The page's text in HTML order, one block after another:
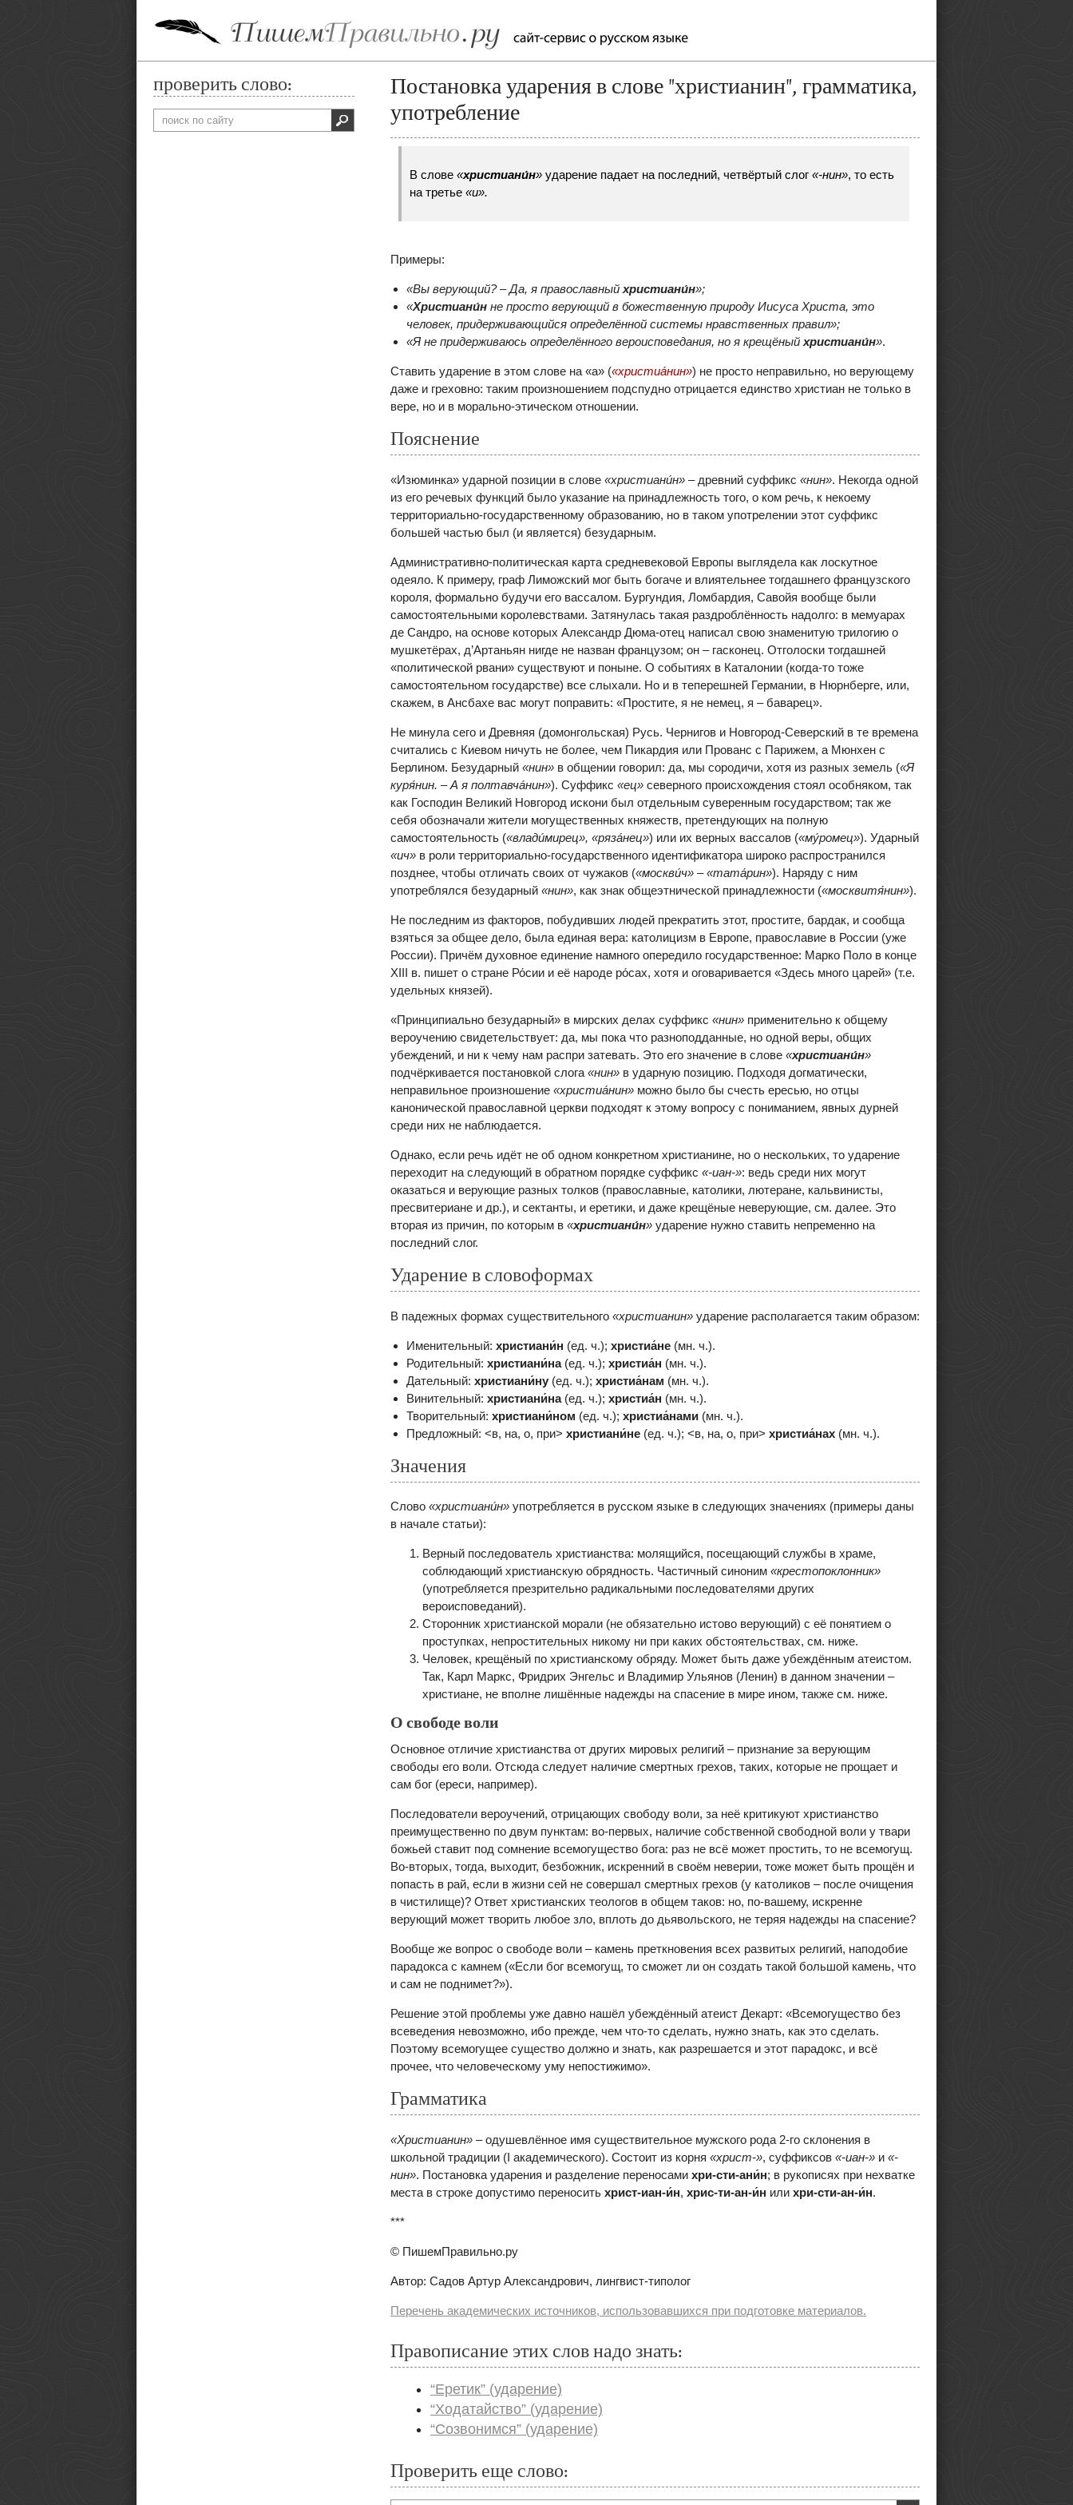
проверить слово:
Постановка ударения в слове "христианин", грамматика,
употребление
В слове «христиани́н» ударение падает на последний, четвёртый слог «-нин», то есть
на третье «и».
Примеры:
«Вы верующий? – Да, я православный христиани́н»;
«Христиани́н не просто верующий в божественную природу Иисуса Христа, это
человек, придерживающийся определённой системы нравственных правил»;
«Я не придерживаюсь определённого вероисповедания, но я крещёный христиани́н».
Ставить ударение в этом слове на «а» («христиа́нин») не просто неправильно, но верующему
даже и греховно: таким произношением подспудно отрицается единство христиан не только в
вере, но и в морально-этическом отношении.
Пояснение
«Изюминка» ударной позиции в слове «христиани́н» – древний суффикс «нин». Некогда одной
из его речевых функций было указание на принадлежность того, о ком речь, к некоему
территориально-государственному образованию, но в таком употрелении этот суффикс
большей частью был (и является) безударным.
Административно-политическая карта средневековой Европы выглядела как лоскутное
одеяло. К примеру, граф Лиможский мог быть богаче и влиятельнее тогдашнего французского
короля, формально будучи его вассалом. Бургундия, Ломбардия, Савойя вообще были
самостоятельными королевствами. Затянулась такая раздроблённость надолго: в мемуарах
де Сандро, на основе которых Александр Дюма-отец написал свою знаменитую трилогию о
мушкетёрах, д’Артаньян нигде не назван французом; он – гасконец. Отголоски тогдашней
«политической рвани» существуют и поныне. О событиях в Каталонии (когда-то тоже
самостоятельном государстве) все слыхали. Но и в теперешней Германии, в Нюрнберге, или,
скажем, в Ансбахе вас могут поправить: «Простите, я не немец, я – баварец».
Не минула сего и Древняя (домонгольская) Русь. Чернигов и Новгород-Северский в те времена
считались с Киевом ничуть не более, чем Пикардия или Прованс с Парижем, а Мюнхен с
Берлином. Безударный «нин» в общении говорил: да, мы сородичи, хотя из разных земель («Я
куря́нин. – А я полтавча́нин»). Суффикс «ец» северного происхождения стоял особняком, так
как Господин Великий Новгород искони был отдельным суверенным государством; так же
себя обозначали жители могущественных княжеств, претендующих на полную
самостоятельность («влади́мирец», «ряза́нец») или их верных вассалов («му́ромец»). Ударный
«ич» в роли территориально-государственного идентификатора широко распространился
позднее, чтобы отличать своих от чужаков («москви́ч» – «тата́рин»). Наряду с ним
употреблялся безударный «нин», как знак общеэтнической принадлежности («москвитя́нин»).
Не последним из факторов, побудивших людей прекратить этот, простите, бардак, и сообща
взяться за общее дело, была единая вера: католицизм в Европе, православие в России (уже
России). Причём духовное единение намного опередило государственное: Марко Поло в конце
XIII в. пишет о стране Ро́сии и её народе ро́сах, хотя и оговаривается «Здесь много царей» (т.е.
удельных князей).
«Принципиально безударный» в мирских делах суффикс «нин» применительно к общему
вероучению свидетельствует: да, мы пока что разноподданные, но одной веры, общих
убеждений, и ни к чему нам распри затевать. Это его значение в слове «христиани́н»
подчёркивается постановкой слога «нин» в ударную позицию. Подходя догматически,
неправильное произношение «христиа́нин» можно было бы счесть ересью, но отцы
канонической православной церкви подходят к этому вопросу с пониманием, явных дурней
среди них не наблюдается.
Однако, если речь идёт не об одном конкретном христианине, но о нескольких, то ударение
переходит на следующий в обратном порядке суффикс «-иан-»: ведь среди них могут
оказаться и верующие разных толков (православные, католики, лютеране, кальвинисты,
пресвитериане и др.), и сектанты, и еретики, и даже крещёные неверующие, см. далее. Это
вторая из причин, по которым в «христиани́н» ударение нужно ставить непременно на
последний слог.
Ударение в словоформах
В падежных формах существительного «христианин» ударение располагается таким образом:
Именительный: христиани́н (ед. ч.); христиа́не (мн. ч.).
Родительный: христиани́на(ед. ч.); христиа́н (мн. ч.).
Дательный: христиани́ну (ед. ч.); христиа́нам (мн. ч.).
Винительный: христиани́на(ед. ч.); христиа́н (мн. ч.).
Творительный: христиани́ном (ед. ч.); христиа́нами (мн. ч.).
Предложный: <в, на, о, при> христиани́не (ед. ч.); <в, на, о, при> христиа́нах (мн. ч.).
Значения
Слово «христиани́н» употребляется в русском языке в следующих значениях (примеры даны
в начале статьи):
Верный последователь христианства: молящийся, посещающий службы в храме,
соблюдающий христианскую обрядность. Частичный синоним «крестопоклонник»
(употребляется презрительно радикальными последователями других
вероисповеданий).
Сторонник христианской морали (не обязательно истово верующий) с её понятием о
проступках, непростительных никому ни при каких обстоятельствах, см. ниже.
Человек, крещёный по христианскому обряду. Может быть даже убеждённым атеистом.
Так, Карл Маркс, Фридрих Энгельс и Владимир Ульянов (Ленин) в данном значении –
христиане, не вполне лишённые надежды на спасение в мире ином, также см. ниже.
О свободе воли
Основное отличие христианства от других мировых религий – признание за верующим
свободы его воли. Отсюда следует наличие смертных грехов, таких, которые не прощает и
сам бог (ереси, например).
Последователи вероучений, отрицающих свободу воли, за неё критикуют христианство
преимущественно по двум пунктам: во-первых, наличие собственной свободной воли у твари
божьей ставит под сомнение всемогущество бога: раз не всё может простить, то не всемогущ.
Во-вторых, тогда, выходит, безбожник, искренний в своём неверии, тоже может быть прощён и
попасть в рай, если в жизни сей не совершал смертных грехов (у католиков – после очищения
в чистилище)? Ответ христианских теологов в общем таков: но, по-вашему, искренне
верующий может творить любое зло, вплоть до дьявольского, не теряя надежды на спасение?
Вообще же вопрос о свободе воли – камень преткновения всех развитых религий, наподобие
парадокса с камнем («Если бог всемогущ, то сможет ли он создать такой большой камень, что
и сам не поднимет?»).
Решение этой проблемы уже давно нашёл убеждённый атеист Декарт: «Всемогущество без
всеведения невозможно, ибо прежде, чем что-то сделать, нужно знать, как это сделать.
Поэтому всемогущее существо должно и знать, как разрешается и этот парадокс, и всё
прочее, что человеческому уму непостижимо».
Грамматика
«Христианин» – одушевлённое имя существительное мужского рода 2-го склонения в
школьной традиции (I академического). Состоит из корня «христ-», суффиксов «-иан-» и «-
нин». Постановка ударения и разделение переносами хри-сти-ани́н; в рукописях при нехватке
места в строке допустимо переносить христ-иан-и́н, хрис-ти-ан-и́н или хри-сти-ан-и́н.
***
© ПишемПравильно.ру
Автор: Садов Артур Александрович, лингвист-типолог
Перечень академических источников, использовавшихся при подготовке материалов.
Правописание этих слов надо знать:
“Еретик” (ударение)
“Ходатайство” (ударение)
“Созвонимся” (ударение)
Проверить еще слово: